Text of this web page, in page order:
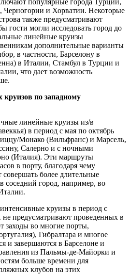
популярные города Турции,
и Хорватии. Некоторые
также предусматривают
гости могли исследовать город до
линейные круизы
дополнительные варианты
в частности, Барселону в
в Италии, Стамбул в Турции и
что дает возможность
по западному
линейные круизы из/в
в период с мая по октябрь
Монако (Вильфранс) и Марсель,
Салерно и с ночными
(Италия). Эти маршруты
в порту, благодаря чему
более длительные
соседний город, например, во
круизы в период с
не предусматривают проведенных в
заходы во многие порты,
Гибралтара и многое
и завершаются в Барселоне и
из Пальмы-де-Майорки и
больше времени для
клубов на этих